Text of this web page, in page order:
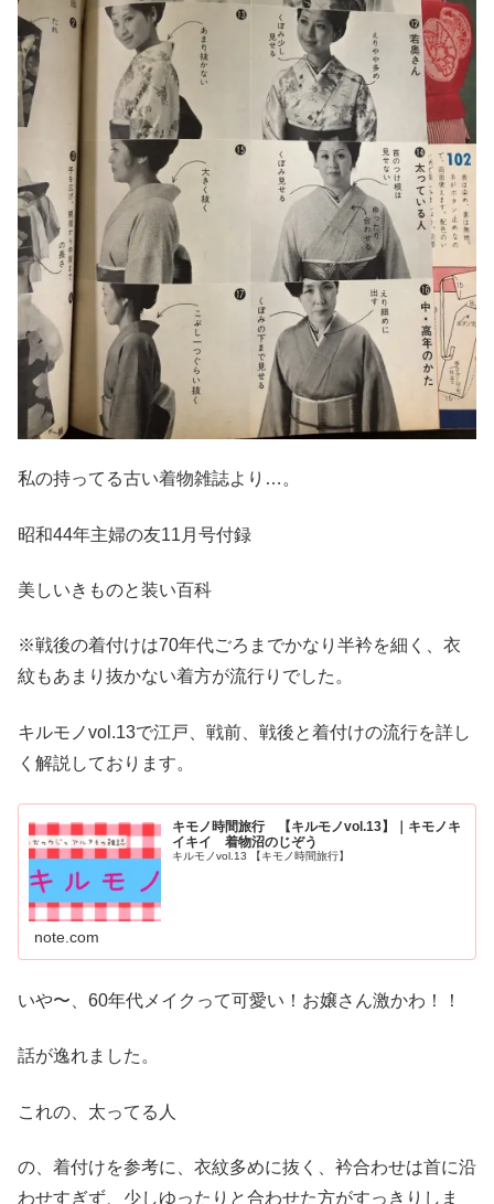
私の持ってる古い着物雑誌より…。
昭和44年主婦の友11月号付録
美しいきものと装い百科
※戦後の着付けは70年代ごろまでかなり半衿を細く、衣
紋もあまり抜かない着方が流行りでした。
キルモノvol.13で江戸、戦前、戦後と着付けの流行を詳し
く解説しております。
キモノ時間旅行 【キルモノvol.13】｜キモノキ
イキイ 着物沼のじぞう
キルモノvol.13 【キモノ時間旅行】
note.com
いや〜、60年代メイクって可愛い！お嬢さん激かわ！！
話が逸れました。
これの、太ってる人
の、着付けを参考に、衣紋多めに抜く、衿合わせは首に沿
わせすぎず、少しゆったりと合わせた方がすっきりしま